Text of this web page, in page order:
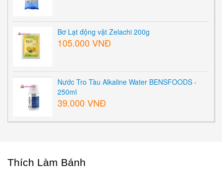
Bơ Lạt động vật Zelachi 200g
105.000 VNĐ
Nước Tro Tàu Alkaline Water BENSFOODS -
250ml
39.000 VNĐ
Thích Làm Bánh